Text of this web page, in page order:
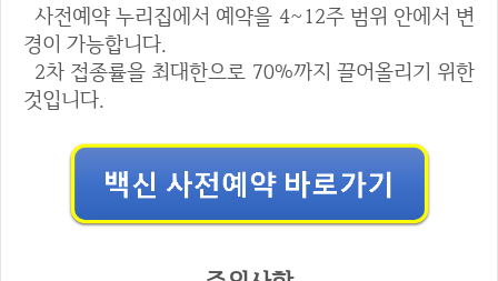
사전예약 누리집에서 예약을 4~12주 범위 안에서 변
경이 가능합니다.
2차 접종률을 최대한으로 70%까지 끌어올리기 위한
것입니다.